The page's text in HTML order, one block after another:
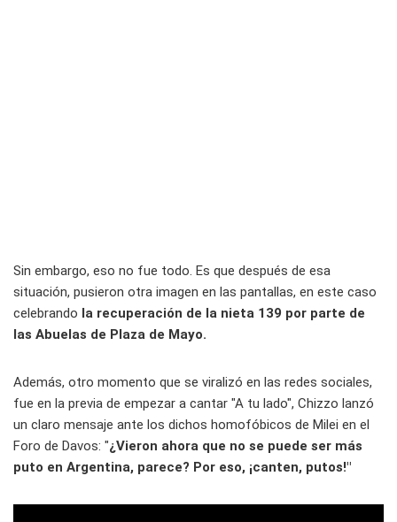
Sin embargo, eso no fue todo. Es que después de esa
situación, pusieron otra imagen en las pantallas, en este caso
celebrando la recuperación de la nieta 139 por parte de
las Abuelas de Plaza de Mayo.
Además, otro momento que se viralizó en las redes sociales,
fue en la previa de empezar a cantar "A tu lado", Chizzo lanzó
un claro mensaje ante los dichos homofóbicos de Milei en el
Foro de Davos: "¿Vieron ahora que no se puede ser más
puto en Argentina, parece? Por eso, ¡canten, putos!"